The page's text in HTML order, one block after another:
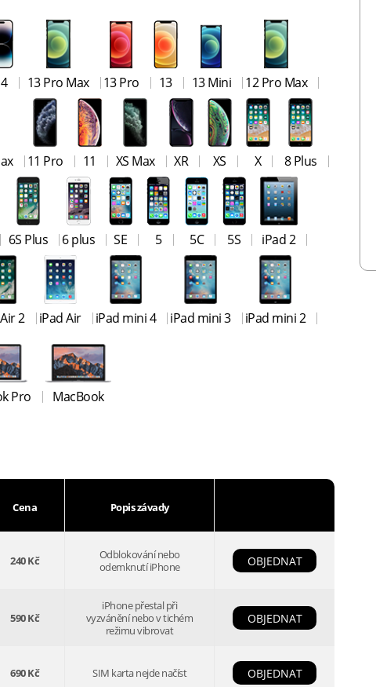
13 Pro Max 13 Pro 13 13 Mini 12 Pro Max
11 Pro 11 XS Max XR XS X 8 Plus
6S Plus 6 plus SE 5 5C 5S iPad 2
2 iPad Air iPad mini 4 iPad mini 3 iPad mini 2
Pro MacBook
Cena Popis závady
240 Kč
Odblokování nebo
odemknutí iPhone
OBJEDNAT
590 Kč
iPhone přestal při
vyzvánění nebo v tichém
režimu vibrovat
OBJEDNAT
690 Kč SIM karta nejde načíst OBJEDNAT